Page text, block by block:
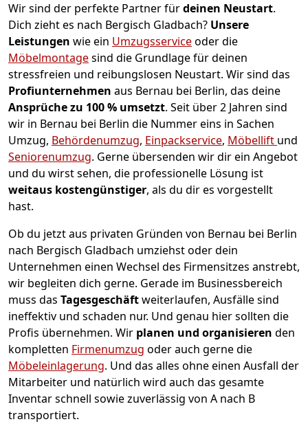
Wir sind der perfekte Partner fürdeinen Neustart.
Dich zieht es nach Bergisch Gladbach? Unsere
Leistungen wie ein Umzugsserviceoder die
Möbelmontagesind die Grundlage für deinen
stressfreien und reibungslosen Neustart. Wir sind das
Profiunternehmen aus Bernau bei Berlin, das deine
Ansprüche zu 100 % umsetzt. Seit über 2 Jahren sind
wir in Bernau bei Berlin die Nummer eins in Sachen
Umzug, Behördenumzug, Einpackservice, Möbellift und
Seniorenumzug. Gerne übersenden wir dir ein Angebot
und du wirst sehen, die professionelle Lösung ist
weitaus kostengünstiger, als du dir es vorgestellt
hast.
Ob du jetzt aus privaten Gründen von Bernau bei Berlin
nach Bergisch Gladbach umziehst oder dein
Unternehmen einen Wechsel des Firmensitzes anstrebt,
wir begleiten dich gerne. Gerade im Businessbereich
muss das Tagesgeschäftweiterlaufen, Ausfälle sind
ineffektiv und schaden nur. Und genau hier sollten die
Profis übernehmen. Wir planen und organisieren den
kompletten Firmenumzug oder auch gerne die
Möbeleinlagerung. Und das alles ohne einen Ausfall der
Mitarbeiter und natürlich wird auch das gesamte
Inventar schnell sowie zuverlässig von A nach B
transportiert.